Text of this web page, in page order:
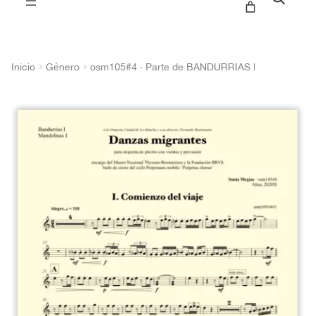
Inicio Género osm105#4 · Parte de BANDURRIAS I